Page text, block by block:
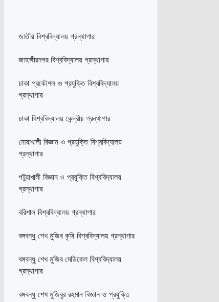
জাতীয় বিশ্ববিদ্যালয় গ্রন্থাগার
জাহাঙ্গীরনগর বিশ্ববিদ্যালয় গ্রন্থাগার
ঢাকা প্রকৌশল ও প্রযুক্তি বিশ্ববিদ্যালয়
গ্রন্থাগার
ঢাকা বিশ্ববিদ্যালয় কেন্দ্রীয় গ্রন্থাগার
নোয়াখালী বিজ্ঞান ও প্রযুক্তি বিশ্ববিদ্যালয়
গ্রন্থাগার
পটুয়াখালী বিজ্ঞান ও প্রযুক্তি বিশ্ববিদ্যালয়
গ্রন্থাগার
বরিশাল বিশ্ববিদ্যালয় গ্রন্থাগার
বঙ্গবন্ধু শেখ মুজিব কৃষি বিশ্ববিদ্যালয় গ্রন্থাগার
বঙ্গবন্ধু শেখ মুজিব মেডিকেল বিশ্ববিদ্যালয়
গ্রন্থাগার
বঙ্গবন্ধু শেখ মুজিবুর রহমান বিজ্ঞান ও প্রযুক্তি